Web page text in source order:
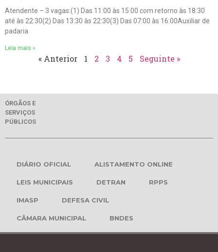
Atendente – 3 vagas:(1) Das 11:00 às 15:00 com retorno às 18:30
até às 22:30(2) Das 13:30 às 22:30(3) Das 07:00 às 16:00Auxiliar de
padaria
Leia mais »
« Anterior 1 2 3 4 5 Seguinte »
ÓRGÃOS E
SERVIÇOS
PÚBLICOS
DIÁRIO OFICIAL ALISTAMENTO ONLINE
LEIS MUNICIPAIS DETRAN RPPS
IMASP DEFESA CIVIL
CÂMARA MUNICIPAL BNDES